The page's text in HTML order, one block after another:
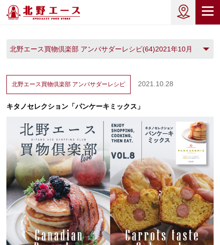
北野エース買物倶楽部 アンバサダーレシピ(64)2021年10月
北野エース買物倶楽部 アンバサダーレシピ 2021.10.28
キタノセレクション「パンケーキミックス」